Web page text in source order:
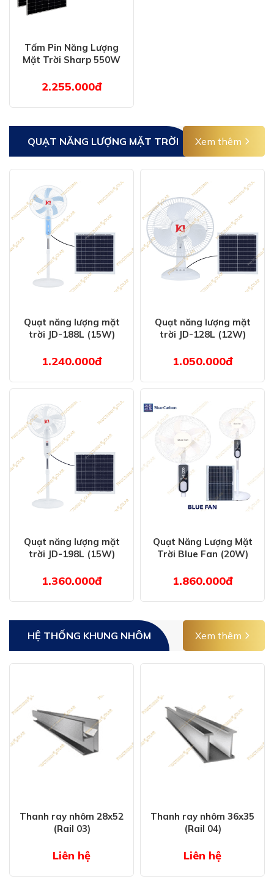
Tấm Pin Năng Lượng
Mặt Trời Sharp 550W
2.255.000đ
QUẠT NĂNG LƯỢNG MẶT TRỜI Xem thêm
Quạt năng lượng mặt
trời JD-188L (15W)
1.240.000đ
Quạt năng lượng mặt
trời JD-128L (12W)
1.050.000đ
Quạt năng lượng mặt
trời JD-198L (15W)
1.360.000đ
Quạt Năng Lượng Mặt
Trời Blue Fan (20W)
1.860.000đ
HỆ THỐNG KHUNG NHÔM Xem thêm
Thanh ray nhôm 28x52
(Rail 03)
Liên hệ
Thanh ray nhôm 36x35
(Rail 04)
Liên hệ